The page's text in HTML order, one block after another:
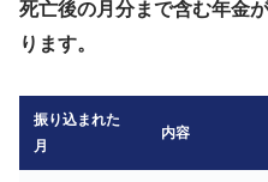
死亡後の月分まで含む年金
ります。
振り込まれた
月
内容